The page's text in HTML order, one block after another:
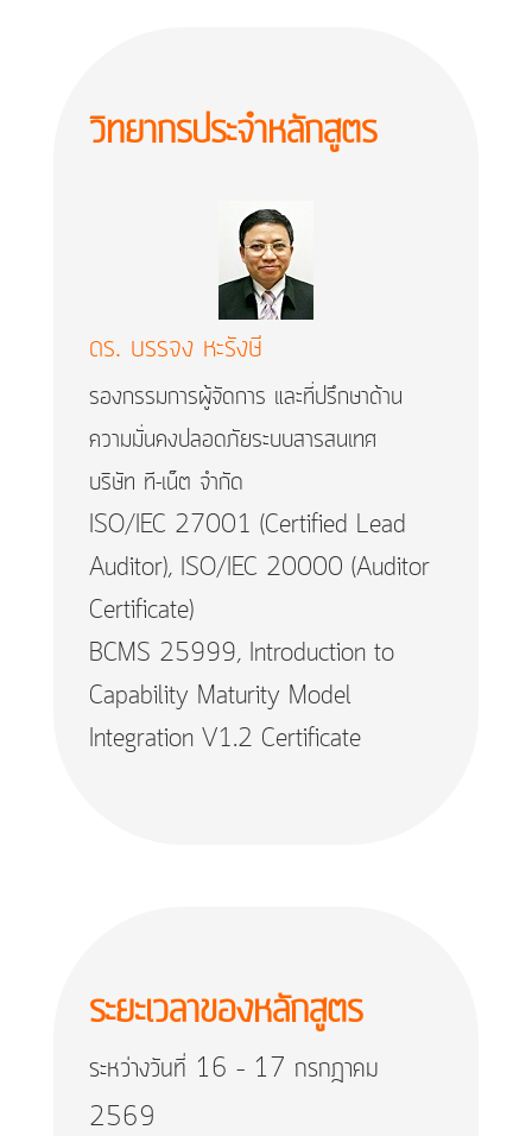
วิทยากรประจำหลักสูตร
ดร. บรรจง หะรังษี
รองกรรมการผู้จัดการ และที่ปรึกษาด้าน
ความมั่นคงปลอดภัยระบบสารสนเทศ
บริษัท ที-เน็ต จำกัด
ISO/IEC 27001 (Certified Lead
Auditor), ISO/IEC 20000 (Auditor
Certificate)
BCMS 25999, Introduction to
Capability Maturity Model
Integration V1.2 Certificate
ระยะเวลาของหลักสูตร
ระหว่างวันที่ 16 – 17 กรกฎาคม
2569